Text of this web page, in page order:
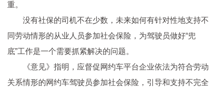
重。
没有社保的司机不在少数，未来如何有针对性地支持不
同劳动情形的从业人员参加社会保险，为驾驶员做好“兜
底”工作是一个需要抓紧解决的问题。
《意见》指明，应督促网约车平台企业依法为符合劳动
关系情形的网约车驾驶员参加社会保险，引导和支持不完全